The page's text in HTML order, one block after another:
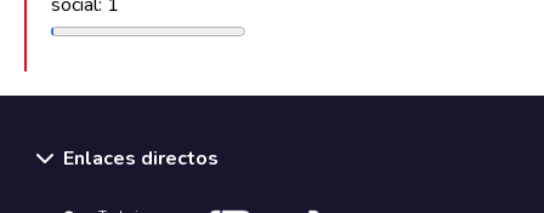
Enlaces directos